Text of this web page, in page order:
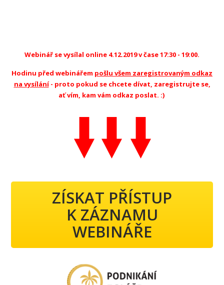
Webinář se vysílal online 4.12.2019 v čase 17:30 - 19:00.
Hodinu před webinářem pošlu všem zaregistrovaným odkaz
na vysílání- proto pokud se chcete dívat, zaregistrujte se,
ať vím, kam vám odkaz poslat. :)
ZÍSKAT PŘÍSTUP
K ZÁZNAMU
WEBINÁŘE